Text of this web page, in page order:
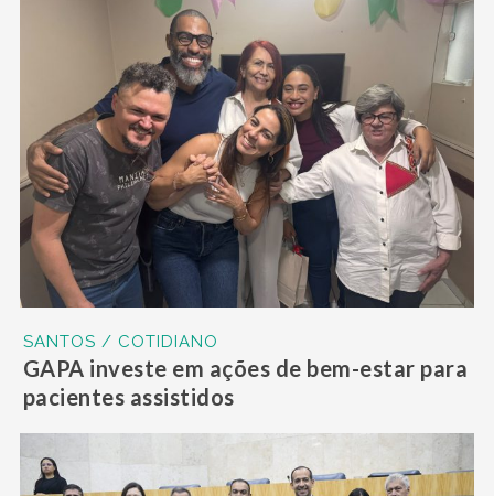
SANTOS / COTIDIANO
GAPA investe em ações de bem-estar para
pacientes assistidos